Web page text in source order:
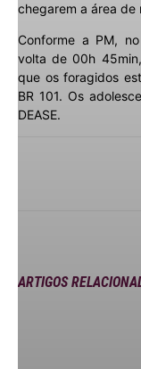
chegarem a área de
Conforme a PM,
volta de 00h
que os foragidos
BR 101. Os
DEASE.
ARTIGOS